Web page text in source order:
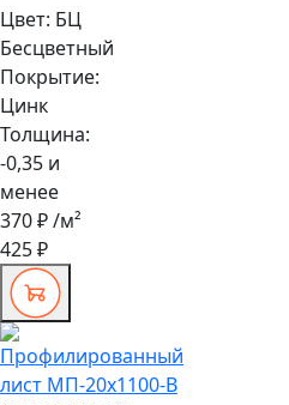
Цвет: БЦ
Бесцветный
Покрытие:
Цинк
Толщина:
-0,35 и
менее
370 ₽/м²
425 ₽